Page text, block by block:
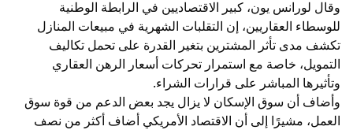
وقال لورانس يون، كبير الاقتصاديين في الرابطة الوطنية
للوسطاء العقاريين، إن التقلبات الشهرية في مبيعات المنازل
تكشف مدى تأثر المشترين بتغير القدرة على تحمل تكاليف
التمويل، خاصة مع استمرار تحركات أسعار الرهن العقاري
وتأثيرها المباشر على قرارات الشراء.
وأضاف أن سوق الإسكان لا يزال يجد بعض الدعم من قوة سوق
العمل، مشيرًا إلى أن الاقتصاد الأمريكي أضاف أكثر من نصف